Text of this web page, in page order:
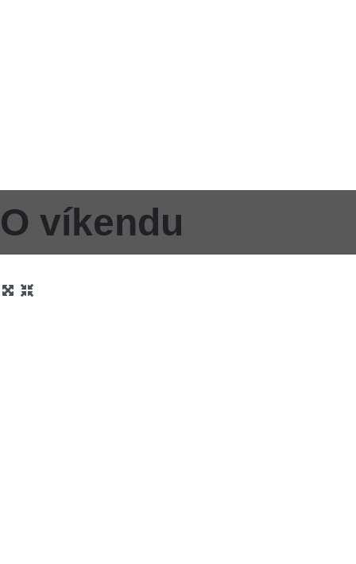
O víkendu